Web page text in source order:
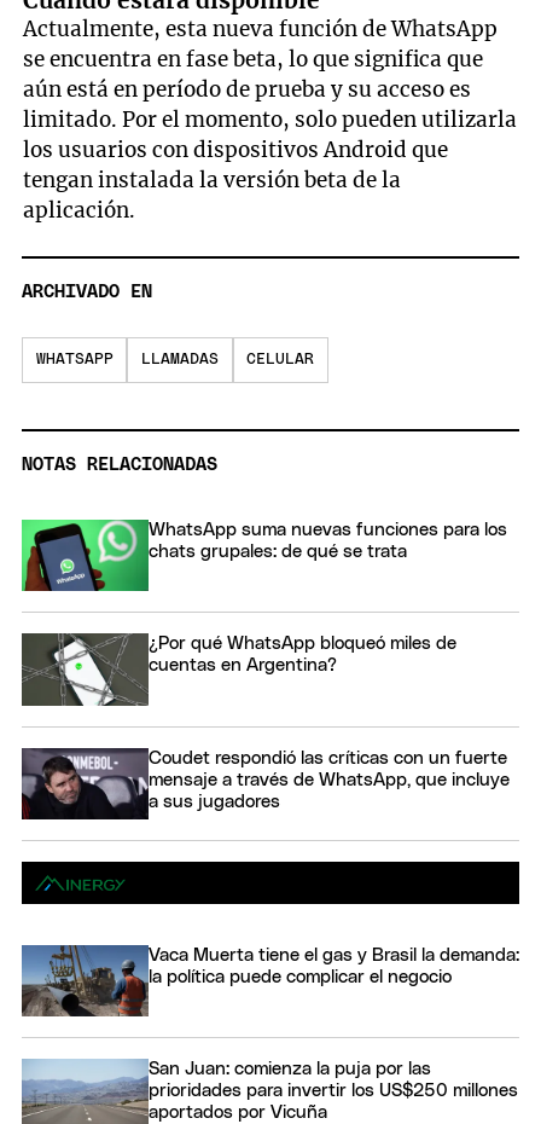
Actualmente, esta nueva función de WhatsApp
se encuentra en fase beta, lo que significa que
aún está en período de prueba y su acceso es
limitado. Por el momento, solo pueden utilizarla
los usuarios con dispositivos Android que
tengan instalada la versión beta de la
aplicación.
ARCHIVADO EN
WHATSAPP LLAMADAS CELULAR
NOTAS RELACIONADAS
WhatsApp suma nuevas funciones para los
chats grupales: de qué se trata
¿Por qué WhatsApp bloqueó miles de
cuentas en Argentina?
Coudet respondió las críticas con un fuerte
mensaje a través de WhatsApp, que incluye
a sus jugadores
Vaca Muerta tiene el gas y Brasil la demanda:
la política puede complicar el negocio
San Juan: comienza la puja por las
prioridades para invertir los US$250 millones
aportados por Vicuña